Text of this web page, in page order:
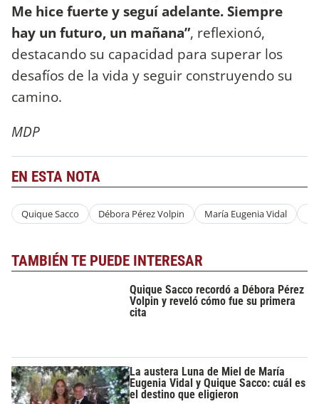
Me hice fuerte y seguí adelante. Siempre
hay un futuro, un mañana”, reflexionó,
destacando su capacidad para superar los
desafíos de la vida y seguir construyendo su
camino.
MDP
EN ESTA NOTA
Quique Sacco Débora Pérez Volpin María Eugenia Vidal
TAMBIÉN TE PUEDE INTERESAR
Quique Sacco recordó a Débora Pérez
Volpin y reveló cómo fue su primera
cita
La austera Luna de Miel de María
Eugenia Vidal y Quique Sacco: cuál es
el destino que eligieron